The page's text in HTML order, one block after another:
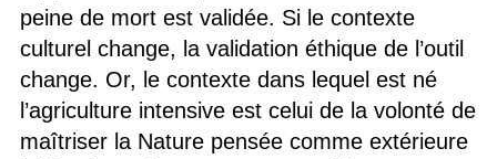
peine de mort est validée. Si le contexte
culturel change, la validation éthique de l’outil
change. Or, le contexte dans lequel est né
l’agriculture intensive est celui de la volonté de
maîtriser la Nature pensée comme extérieure